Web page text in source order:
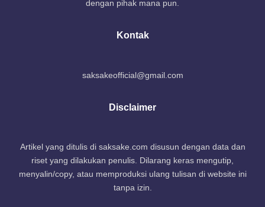
dengan pihak mana pun.
Kontak
saksakeofficial@gmail.com
Disclaimer
Artikel yang ditulis di saksake.com disusun dengan data dan
riset yang dilakukan penulis. Dilarang keras mengutip,
menyalin/copy, atau memproduksi ulang tulisan di website ini
tanpa izin.